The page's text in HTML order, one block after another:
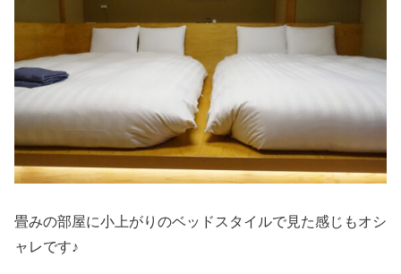
畳みの部屋に小上がりのベッドスタイルで見た感じもオシ
ャレです♪